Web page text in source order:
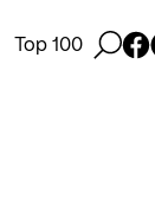
Top 100 Ouvrir